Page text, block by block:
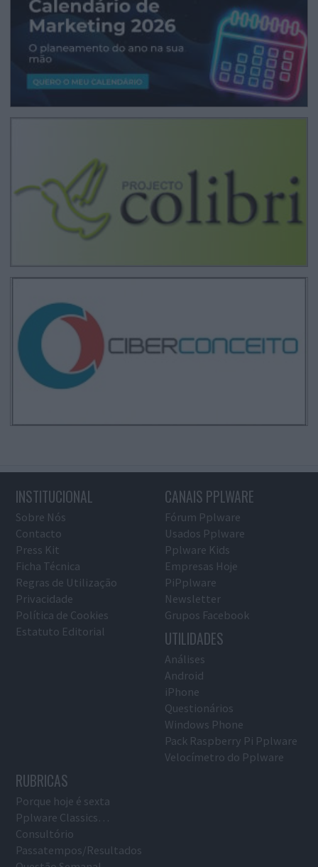
INSTITUCIONAL
Sobre Nós
Contacto
Press Kit
Ficha Técnica
Regras de Utilização
Privacidade
Política de Cookies
Estatuto Editorial
CANAIS PPLWARE
Fórum Pplware
Usados Pplware
Pplware Kids
Empresas Hoje
PiPplware
Newsletter
Grupos Facebook
UTILIDADES
Análises
Android
iPhone
Questionários
Windows Phone
Pack Raspberry Pi Pplware
Velocímetro do Pplware
RUBRICAS
Porque hoje é sexta
Pplware Classics…
Consultório
Passatempos/Resultados